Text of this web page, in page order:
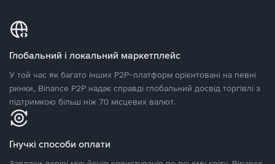
Глобальний і локальний маркетплейс
У той час як багато інших P2P-платформ орієнтовані на певні
ринки, Binance P2P надає справді глобальний досвід торгівлі з
підтримкою більш ніж 70 місцевих валют.
Гнучкі способи оплати